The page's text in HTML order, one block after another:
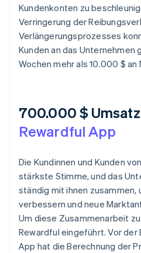
Kundenkonten zu
Verringerung der
Verlängerungsprozesses
Kunden an das Unternehmen
Wochen mehr als 10.000 $ an
700.000 $
Rewardful App
Die Kundinnen und Kunden
stärkste Stimme, und das
ständig mit ihnen zusammen,
verbessern und neue
Um diese Zusammenarbeit
Rewardful eingeführt. Vor der
App hat die Berechnung der